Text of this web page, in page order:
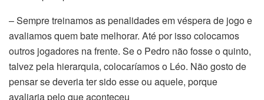
– Sempre treinamos as penalidades em véspera de jogo e
avaliamos quem bate melhorar. Até por isso colocamos
outros jogadores na frente. Se o Pedro não fosse o quinto,
talvez pela hierarquia, colocaríamos o Léo. Não gosto de
pensar se deveria ter sido esse ou aquele, porque
avaliaria pelo que aconteceu